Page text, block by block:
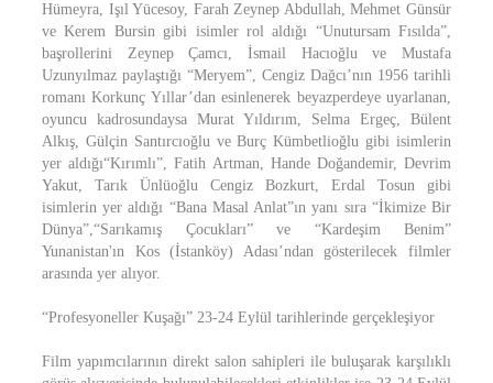
Hümeyra, Işıl Yücesoy, Farah Zeynep Abdullah, Mehmet Günsür
ve Kerem Bursin gibi isimler rol aldığı “Unutursam Fısılda”,
başrollerini Zeynep Çamcı, İsmail Hacıoğlu ve Mustafa
Uzunyılmaz paylaştığı “Meryem”, Cengiz Dağcı’nın 1956 tarihli
romanı Korkunç Yıllar’dan esinlenerek beyazperdeye uyarlanan,
oyuncu kadrosundaysa Murat Yıldırım, Selma Ergeç, Bülent
Alkış, Gülçin Santırcıoğlu ve Burç Kümbetlioğlu gibi isimlerin
yer aldığı“Kırımlı”, Fatih Artman, Hande Doğandemir, Devrim
Yakut, Tarık Ünlüoğlu Cengiz Bozkurt, Erdal Tosun gibi
isimlerin yer aldığı “Bana Masal Anlat”ın yanı sıra “İkimize Bir
Dünya”,“Sarıkamış Çocukları” ve “Kardeşim Benim”
Yunanistan'ın Kos (İstanköy) Adası’ndan gösterilecek filmler
arasında yer alıyor.
“Profesyoneller Kuşağı” 23-24 Eylül tarihlerinde gerçekleşiyor
Film yapımcılarının direkt salon sahipleri ile buluşarak karşılıklı